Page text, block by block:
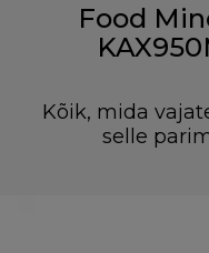
Food
Kõik, mida
selle